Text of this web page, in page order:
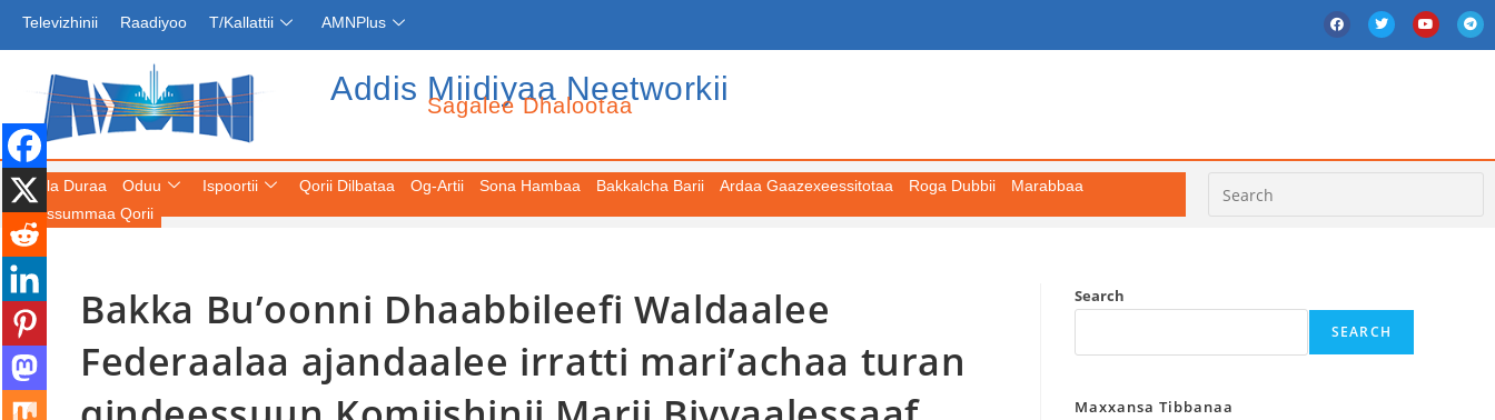
Televizhinii Raadiyoo T/Kallattii AMNPlus
Addis Miidiyaa Neetworkii
Sagalee Dhalootaa
Fuula Duraa Oduu Ispoortii Qorii Dilbataa Og-Artii Sona Hambaa Bakkalcha Barii Ardaa Gaazexeessitotaa Roga Dubbii
Marabbaa
Keessummaa Qorii
Bakka Bu’oonni Dhaabbileefi Waldaalee
Federaalaa ajandaalee irratti mari’achaa turan
Search
SEARCH
Maxxansa Tibbanaa